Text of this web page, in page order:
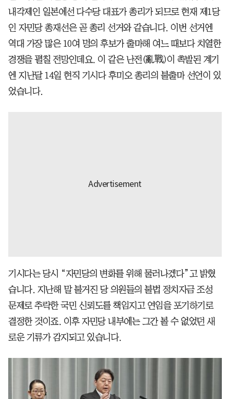
내각제인 일본에선 다수당 대표가 총리가 되므로 현재 제1당
인 자민당 총재선은 곧 총리 선거와 같습니다. 이번 선거엔
역대 가장 많은 10여 명의 후보가 출마해 여느 때보다 치열한
경쟁을 펼칠 전망인데요. 이 같은 난전(亂戰)이 촉발된 계기
엔 지난달 14일 현직 기시다 후미오 총리의 불출마 선언이 있
었습니다.
기시다는 당시 “자민당의 변화를 위해 물러나겠다”고 밝혔
습니다. 지난해 말 불거진 당 의원들의 불법 정치자금 조성
문제로 추락한 국민 신뢰도를 책임지고 연임을 포기하기로
결정한 것이죠. 이후 자민당 내부에는 그간 볼 수 없었던 새
로운 기류가 감지되고 있습니다.